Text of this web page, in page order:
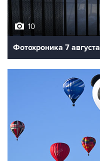
10
Фотохроника 7 августа